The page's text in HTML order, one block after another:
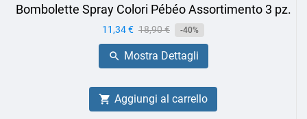
Bombolette Spray Colori Pébéo Assortimento 3 pz.
Prezzo
11,34 € Prezzo
base
18,90 € -40%
 Mostra Dettagli
 Aggiungi al carrello